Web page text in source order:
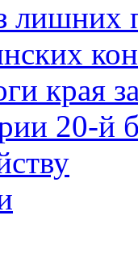
лишних
края
20-й